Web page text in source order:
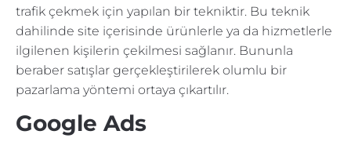
trafik çekmek için yapılan bir tekniktir. Bu teknik
dahilinde site içerisinde ürünlerle ya da hizmetlerle
ilgilenen kişilerin çekilmesi sağlanır. Bununla
beraber satışlar gerçekleştirilerek olumlu bir
pazarlama yöntemi ortaya çıkartılır.
Google Ads